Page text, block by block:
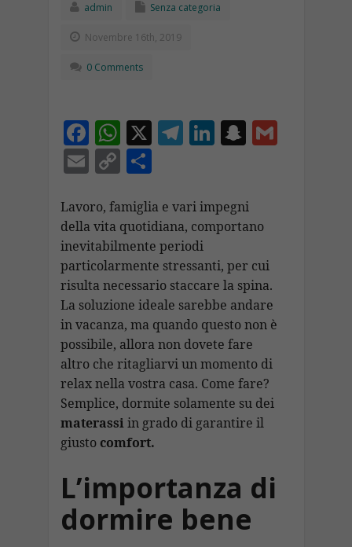
admin Senza categoria
Novembre 16th, 2019
0 Comments
F
ac
e
b
o
o
k
W
h
at
s
A
p
p
X T
gr
a
m
Li
e
dI
n
S
p
c
h
at
G
E
ai
l
C
p
y
Li
n
k
C
n
di
vi
di
Lavoro, famiglia e vari impegni
della vita quotidiana, comportano
inevitabilmente periodi
particolarmente stressanti, per cui
risulta necessario staccare la spina.
La soluzione ideale sarebbe andare
in vacanza, ma quando questo non è
possibile, allora non dovete fare
altro che ritagliarvi un momento di
relax nella vostra casa. Come fare?
Semplice, dormite solamente su dei
materassiin grado di garantire il
giusto comfort.
L’importanza di
dormire bene